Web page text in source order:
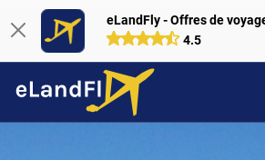
eLandFly - Offres de
4.5